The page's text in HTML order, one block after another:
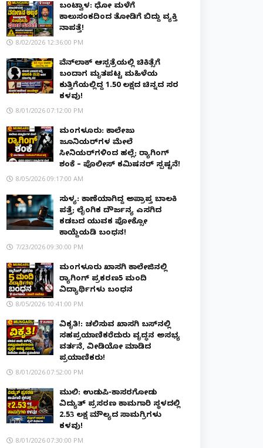
ಬಂಟ್ವಾಳ: ಧೋ ಮಳೆಗೆ
ಕಾಲುಸಂಕದಿಂದ ತೋಡಿಗೆ ಬಿದ್ದು ವ್ಯಕ್ತಿ
ನಾಪತ್ತೆ!
8/02/2026 12:36:00 PM
ವೆನ್‌ಲಾಕ್ ಆಸ್ಪತ್ರೆಯಲ್ಲಿ ಚಿಕಿತ್ಸೆಗೆ
ಬಂದಾಗ ಮೃತಪಟ್ಟ ಮಹಿಳೆಯ
ಕುತ್ತಿಗೆಯಲ್ಲಿದ್ದ ₹1.50 ಲಕ್ಷದ ಚಿನ್ನದ ಸರ
ಕಳವು!
8/01/2026 07:12:00 PM
ಮಂಗಳೂರು: ಕಾಲೇಜು
ಜೂನಿಯರ್‌ಗಳ ಮೇಲೆ
ಸೀನಿಯರ್‌ಗಳಿಂದ ಹಲ್ಲೆ; ರ‌್ಯಾಗಿಂಗ್
ಶಂಕೆ – ಪೊಲೀಸ್ ಕಮಿಷನರ್ ಸ್ಪಷ್ಟನೆ!
8/05/2026 09:17:00 AM
ಸುಳ್ಯ: ಕಾಣೆಯಾಗಿದ್ದ ಅಪ್ರಾಪ್ತ ಬಾಲಕಿ
ಪತ್ತೆ; ಲೈಂಗಿಕ ದೌರ್ಜನ್ಯ ಎಸಗಿದ
ಕಡಬದ ಯುವಕ ಪೋಕ್ಸೋ
ಕಾಯ್ದೆಯಡಿ ಬಂಧನ!
7/23/2026 09:30:00 PM
ಮಂಗಳೂರು ಖಾಸಗಿ ಕಾಲೇಜಿನಲ್ಲಿ
ರ‌್ಯಾಗಿಂಗ್ ಪ್ರಕರಣ5 ಮಂದಿ
ವಿದ್ಯಾರ್ಥಿಗಳು ಬಂಧನ
8/05/2026 10:41:00 PM
ವಿಕೃತಿ!: ಚಲಿಸುವ ಖಾಸಗಿ ಬಸ್‌ನಲ್ಲಿ
ಸಹಪ್ರಯಾಣಿಕರೆದುರು ವೃದ್ಧನ ಅಸಭ್ಯ
ವರ್ತನೆ, ವೀಡಿಯೋ ಮಾಡಿದ
ಪ್ರಯಾಣಿಕರು!
8/01/2026 07:52:00 PM
ಮುಲ್ಕಿ: ಉಡುಪಿ-ಕಾಸರಗೋಡು
ವಿದ್ಯುತ್ ಪ್ರಸರಣ ಕಾಮಗಾರಿ ಸ್ಥಳದಲ್ಲಿ
₹2.53 ಲಕ್ಷ ಮೌಲ್ಯದ ಸಾಮಗ್ರಿಗಳು
ಕಳವು!
8/01/2026 07:30:00 PM